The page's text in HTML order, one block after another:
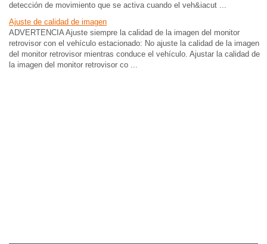
detección de movimiento que se activa cuando el veh&iacut ...
Ajuste de calidad de imagen
ADVERTENCIA Ajuste siempre la calidad de la imagen del monitor
retrovisor con el vehículo estacionado: No ajuste la calidad de la imagen
del monitor retrovisor mientras conduce el vehículo. Ajustar la calidad de
la imagen del monitor retrovisor co ...